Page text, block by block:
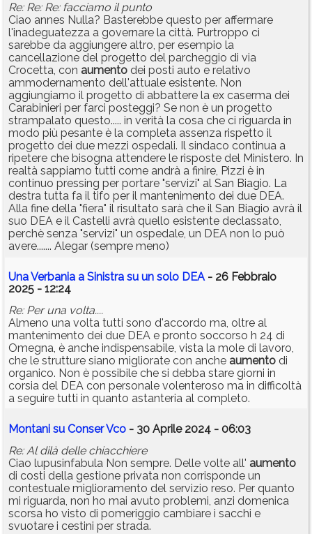
Re: Re: Re: facciamo il punto
Ciao annes Nulla? Basterebbe questo per affermare
l'inadeguatezza a governare la città. Purtroppo ci
sarebbe da aggiungere altro, per esempio la
cancellazione del progetto del parcheggio di via
Crocetta, con aumento dei posti auto e relativo
ammodernamento dell'attuale esistente. Non
aggiungiamo il progetto di abbattere la ex caserma dei
Carabinieri per farci posteggi? Se non è un progetto
strampalato questo..... in verità la cosa che ci riguarda in
modo più pesante è la completa assenza rispetto il
progetto dei due mezzi ospedali. Il sindaco continua a
ripetere che bisogna attendere le risposte del Ministero. In
realtà sappiamo tutti come andrà a finire, Pizzi è in
continuo pressing per portare "servizi" al San Biagio. La
destra tutta fa il tifo per il mantenimento dei due DEA.
Alla fine della "fiera" il risultato sarà che il San Biagio avrà il
suo DEA e il Castelli avrà quello esistente declassato,
perchè senza "servizi" un ospedale, un DEA non lo può
avere....... Alegar (sempre meno)
Una Verbania a Sinistra su un solo DEA- 26 Febbraio
2025 - 12:24
Re: Per una volta....
Almeno una volta tutti sono d'accordo ma, oltre al
mantenimento dei due DEA e pronto soccorso h 24 di
Omegna, è anche indispensabile, vista la mole di lavoro,
che le strutture siano migliorate con anche aumento di
organico. Non è possibile che si debba stare giorni in
corsia del DEA con personale volenteroso ma in difficoltà
a seguire tutti in quanto astanteria al completo.
Montani su Conser Vco - 30 Aprile 2024 - 06:03
Re: Al dilà delle chiacchiere
Ciao lupusinfabula Non sempre. Delle volte all' aumento
di costi della gestione privata non corrisponde un
contestuale miglioramento del servizio reso. Per quanto
mi riguarda, non ho mai avuto problemi, anzi domenica
scorsa ho visto di pomeriggio cambiare i sacchi e
svuotare i cestini per strada.